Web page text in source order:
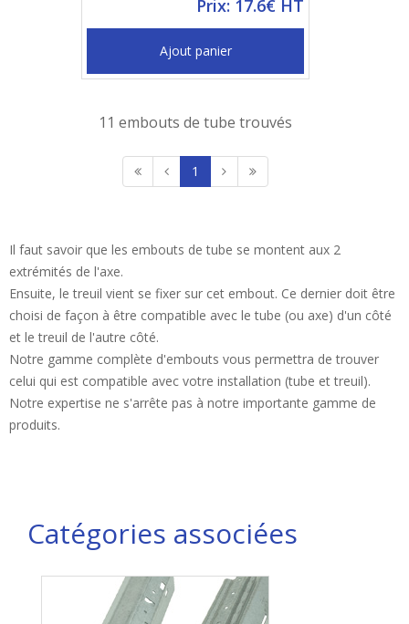
Prix: 17.6€ HT
Ajout panier
11 embouts de tube trouvés
1
Il faut savoir que les embouts de tube se montent aux 2
extrémités de l'axe.
Ensuite, le treuil vient se fixer sur cet embout. Ce dernier doit être
choisi de façon à être compatible avec le tube (ou axe) d'un côté
et le treuil de l'autre côté.
Notre gamme complète d'embouts vous permettra de trouver
celui qui est compatible avec votre installation (tube et treuil).
Notre expertise ne s'arrête pas à notre importante gamme de
produits.
Catégories associées